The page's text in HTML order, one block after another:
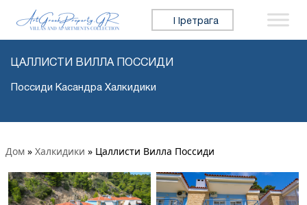
Претражи:
ЦАЛЛИСТИ ВИЛЛА ПОССИДИ
Поссиди Касандра Халкидики
Дом » Халкидики » Цаллисти Вилла Поссиди